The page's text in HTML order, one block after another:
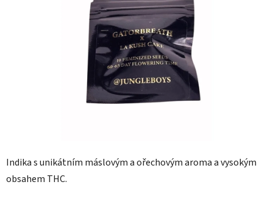
Indika s unikátním máslovým a ořechovým aroma a vysokým
obsahem THC.